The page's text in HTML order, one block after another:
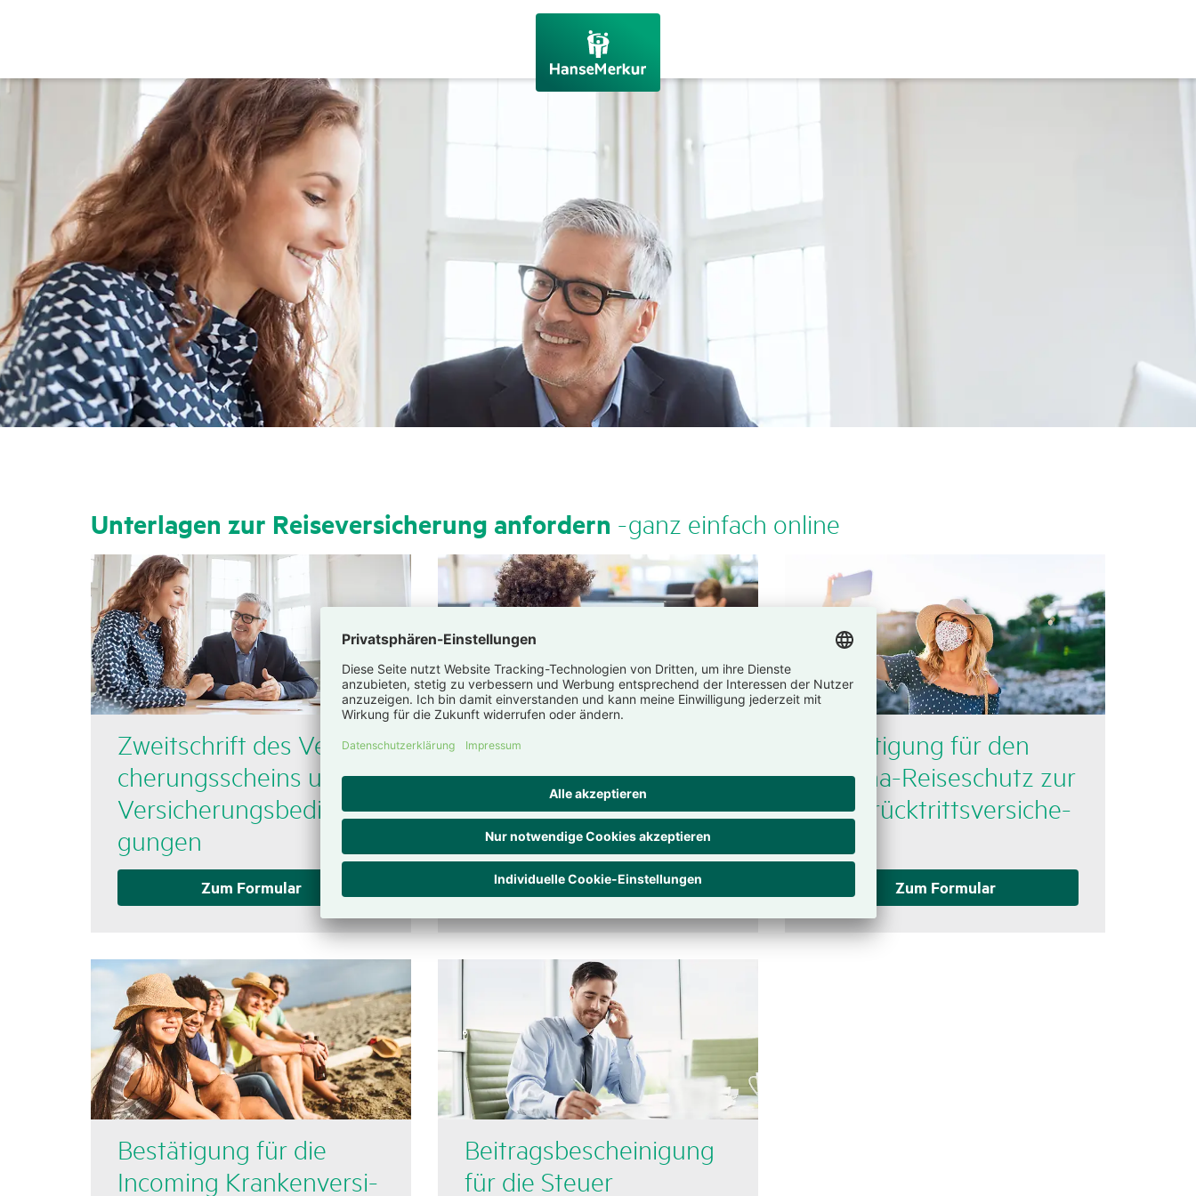
Unter­lagen zur Reise­ver­si­che­rung anfor­dern -ganz einfach online
Zweit­schrift des Versi­
che­rungs­scheins und
Versi­che­rungs­be­din­
gungen
Zum Formular
Bestä­ti­gung Auslands­
rei­se­kran­ken­ver­si­che­
rung
Zum Formular
Bestä­ti­gung für den
Corona-Reise­schutz zur
Reise­rück­tritts­ver­si­che­
Zum Formular
Bestä­ti­gung für die
Inco­ming Kran­ken­ver­si­
Beitrags­be­schei­ni­gung
für die Steuer